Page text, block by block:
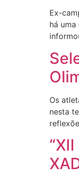
Ex-
há
Os
nesta